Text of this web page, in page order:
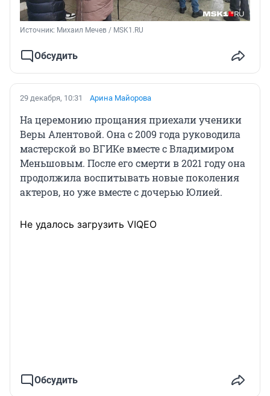
Источник: Михаил Мечев / MSK1.RU
Обсудить
29 декабря, 10:31 Арина Майорова
На церемонию прощания приехали ученики
Веры Алентовой. Она с 2009 года руководила
мастерской во ВГИКе вместе с Владимиром
Меньшовым. После его смерти в 2021 году она
продолжила воспитывать новые поколения
актеров, но уже вместе с дочерью Юлией.
Не удалось загрузить VIQEO
Обсудить